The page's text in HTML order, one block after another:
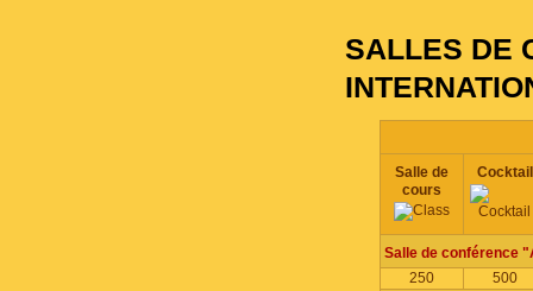
SALLES DE
Salle de
cours
Cocktail
Salle de conférence
250
500